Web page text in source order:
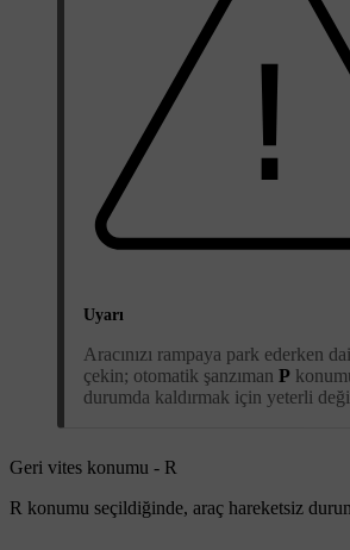
Uyarı
Aracınızı rampaya park ederken
çekin; otomatik şanzıman P
durumda kaldırmak için yeterli
Geri vites konumu - R
R konumu seçildiğinde, araç hareketsiz